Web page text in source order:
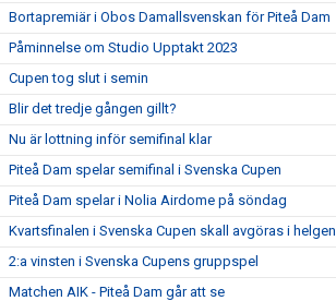
Bortapremiär i Obos Damallsvenskan för Piteå Dam
Påminnelse om Studio Upptakt 2023
Cupen tog slut i semin
Blir det tredje gången gillt?
Nu är lottning inför semifinal klar
Piteå Dam spelar semifinal i Svenska Cupen
Piteå Dam spelar i Nolia Airdome på söndag
Kvartsfinalen i Svenska Cupen skall avgöras i helgen
2:a vinsten i Svenska Cupens gruppspel
Matchen AIK - Piteå Dam går att se